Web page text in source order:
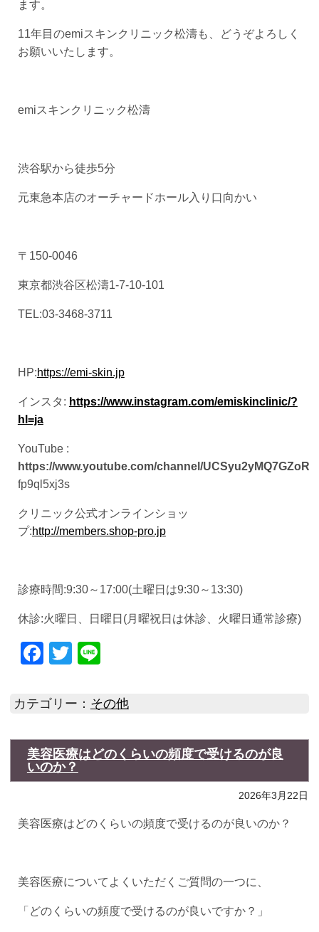
ます。
11年目のemiスキンクリニック松濤も、どうぞよろしく
お願いいたします。
emiスキンクリニック松濤
渋谷駅から徒歩5分
元東急本店のオーチャードホール入り口向かい
〒150-0046
東京都渋谷区松濤1-7-10-101
TEL:03-3468-3711
HP:https://emi-skin.jp
インスタ: https://www.instagram.com/emiskinclinic/?
hl=ja
YouTube :
https://www.youtube.com/channel/
fp9ql5xj3s
クリニック公式オンラインショッ
プ:http://members.shop-pro.jp
診療時間:9:30～17:00(土曜日は9:30～13:30)
休診:火曜日、日曜日(月曜祝日は休診、火曜日通常診療)
Facebook
Twitter
Line
カテゴリー： その他
美容医療はどのくらいの頻度で受けるのが良
いのか？
2026年3月22日
美容医療はどのくらいの頻度で受けるのが良いのか？
美容医療についてよくいただくご質問の一つに、
「どのくらいの頻度で受けるのが良いですか？」